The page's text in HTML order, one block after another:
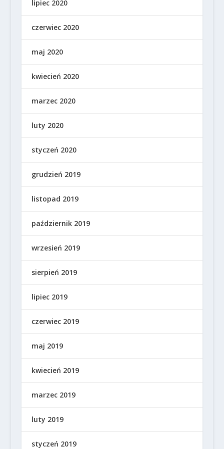
lipiec 2020
czerwiec 2020
maj 2020
kwiecień 2020
marzec 2020
luty 2020
styczeń 2020
grudzień 2019
listopad 2019
październik 2019
wrzesień 2019
sierpień 2019
lipiec 2019
czerwiec 2019
maj 2019
kwiecień 2019
marzec 2019
luty 2019
styczeń 2019